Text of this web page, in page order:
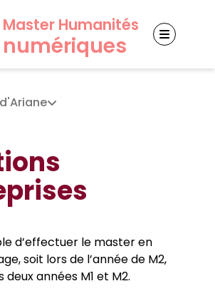
mention
économiques
d’effectuer le master en
soit lors de l’année de M2,
deux années M1 et M2.